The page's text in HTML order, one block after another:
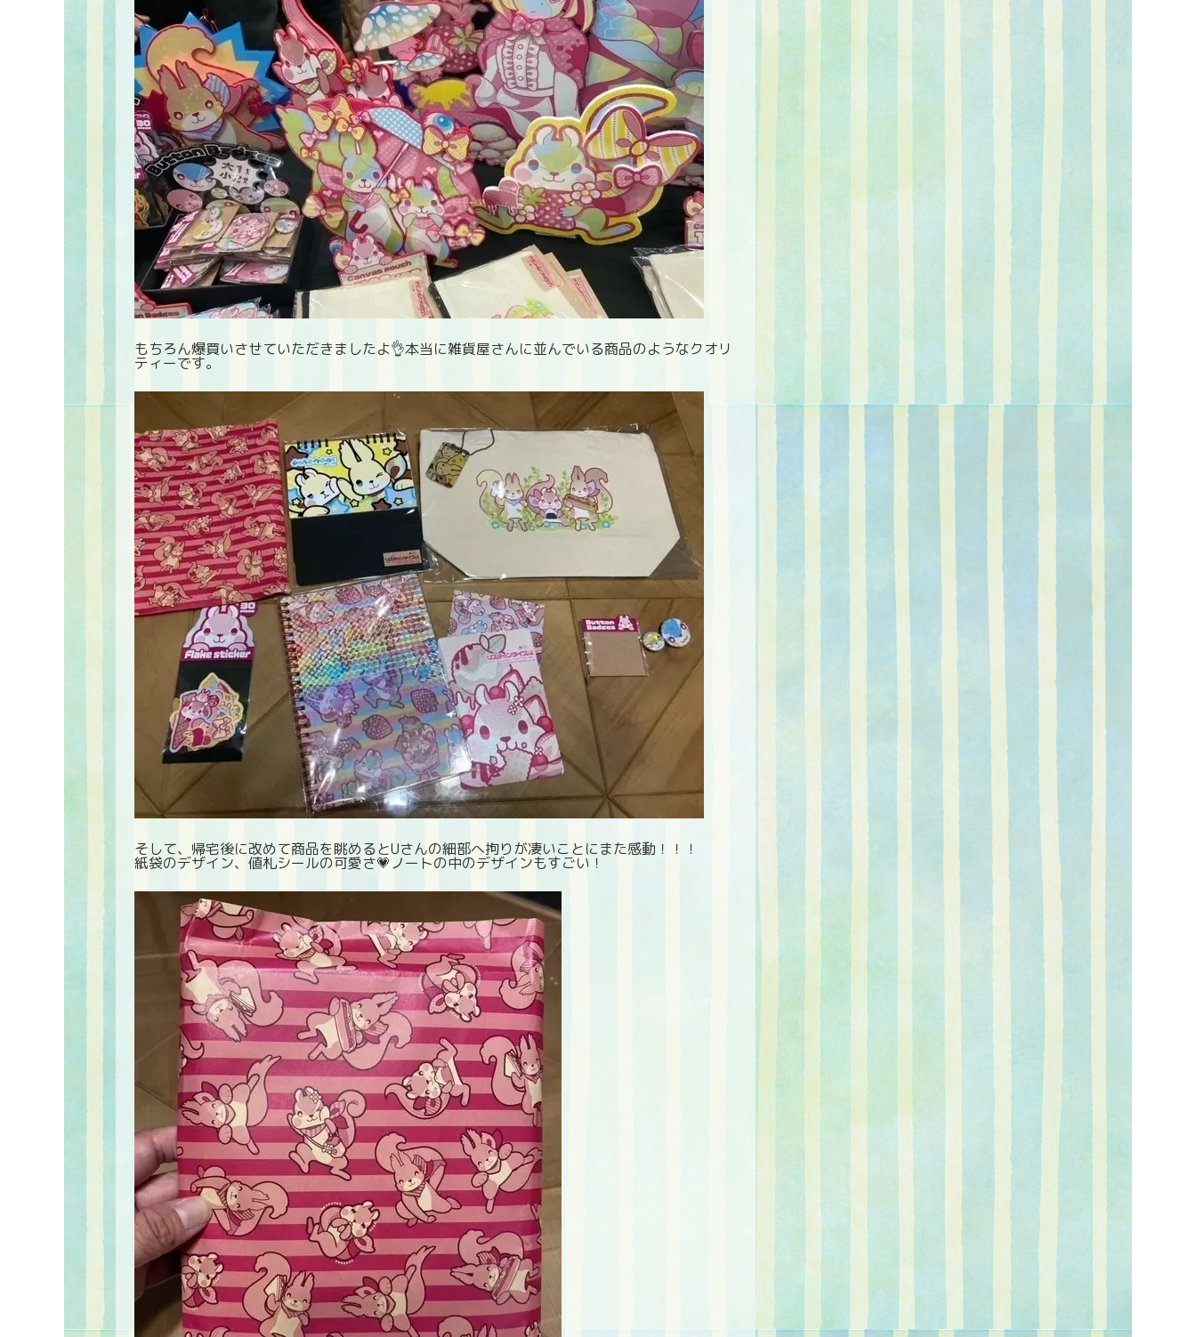
もちろん爆買いさせていただきましたよ👌本当に雑貨屋さんに並んでいる商品のようなクオリ
ティーです。
そして、帰宅後に改めて商品を眺めるとUさんの細部へ拘りが凄いことにまた感動！！！
紙袋のデザイン、値札シールの可愛さ💗ノートの中のデザインもすごい！